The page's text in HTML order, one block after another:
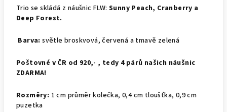
Trio se skládá z náušnic FLW: Sunny Peach, Cranberry a
Deep Forest.
Barva: světle broskvová, červená a tmavě zelená
Poštovné v ČR od 920,- , tedy 4 párů našich náušnic
ZDARMA!
Rozměry: 1 cm průměr kolečka, 0,4 cm tloušťka, 0,9 cm
puzetka